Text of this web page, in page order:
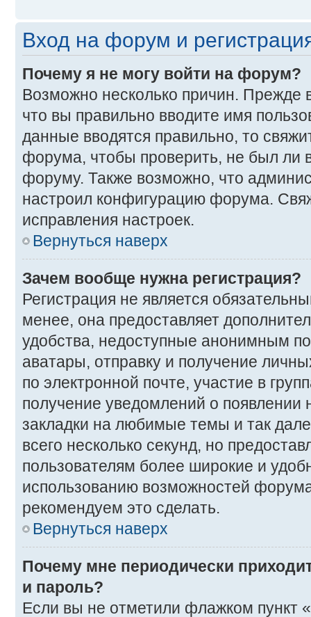
Вход на форум и
Почему я не могу войти на форум?
Возможно несколько причин. Прежде
что вы правильно вводите имя
данные вводятся правильно, то
форума, чтобы проверить, не был ли
форуму. Также возможно, что
настроил конфигурацию форума.
исправления настроек.
Вернуться наверх
Зачем вообще нужна регистрация?
Регистрация не является
менее, она предоставляет
удобства, недоступные анонимным
аватары, отправку и получение
по электронной почте, участие в
получение уведомлений о
закладки на любимые темы и так
всего несколько секунд, но
пользователям более широкие и
использованию возможностей
рекомендуем это сделать.
Вернуться наверх
Почему мне периодически
и пароль?
Если вы не отметили флажком пункт